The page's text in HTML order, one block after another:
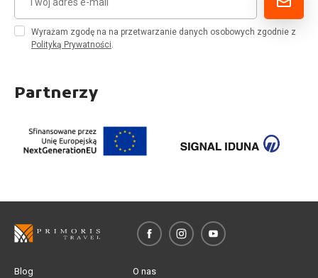
Wyrażam zgodę na na przetwarzanie danych osobowych zgodnie z
Polityką Prywatności.
Partnerzy
Blog
O nas